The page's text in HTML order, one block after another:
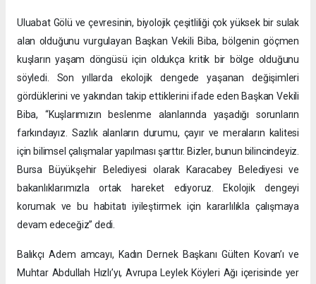
Uluabat Gölü ve çevresinin, biyolojik çeşitliliği çok yüksek bir sulak
alan olduğunu vurgulayan Başkan Vekili Biba, bölgenin göçmen
kuşların yaşam döngüsü için oldukça kritik bir bölge olduğunu
söyledi. Son yıllarda ekolojik dengede yaşanan değişimleri
gördüklerini ve yakından takip ettiklerini ifade eden Başkan Vekili
Biba, “Kuşlarımızın beslenme alanlarında yaşadığı sorunların
farkındayız. Sazlık alanların durumu, çayır ve meraların kalitesi
için bilimsel çalışmalar yapılması şarttır. Bizler, bunun bilincindeyiz.
Bursa Büyükşehir Belediyesi olarak Karacabey Belediyesi ve
bakanlıklarımızla ortak hareket ediyoruz. Ekolojik dengeyi
korumak ve bu habitatı iyileştirmek için kararlılıkla çalışmaya
devam edeceğiz” dedi.
Balıkçı Adem amcayı, Kadın Dernek Başkanı Gülten Kovan’ı ve
Muhtar Abdullah Hızlı’yı, Avrupa Leylek Köyleri Ağı içerisinde yer